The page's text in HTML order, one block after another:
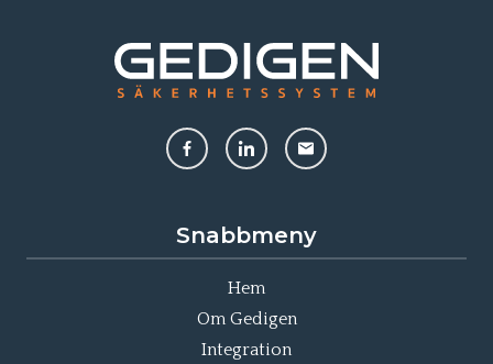
Snabbmeny
Hem
Om Gedigen
Integration